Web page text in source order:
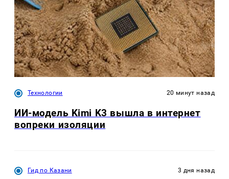
Технологии 20 минут назад
ИИ-модель Kimi K3 вышла в интернет
вопреки изоляции
Гид по Казани 3 дня назад